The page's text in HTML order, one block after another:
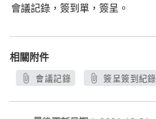
會議記錄，簽到單，簽呈。
相關附件
會議記錄
簽呈簽到紀錄